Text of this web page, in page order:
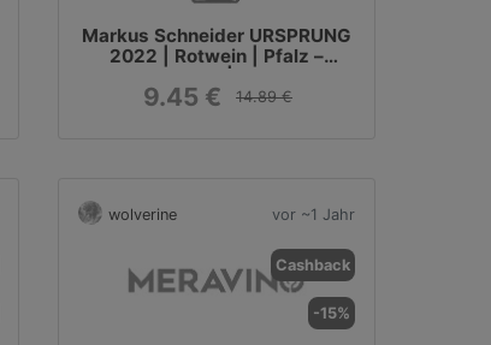
Markus Schneider URSPRUNG
2022 | Rotwein | Pfalz –
Deutschland | 0,75 Liter
9.45 € 14.89 €
wolverine vor ~1 Jahr
Cashback
-15%